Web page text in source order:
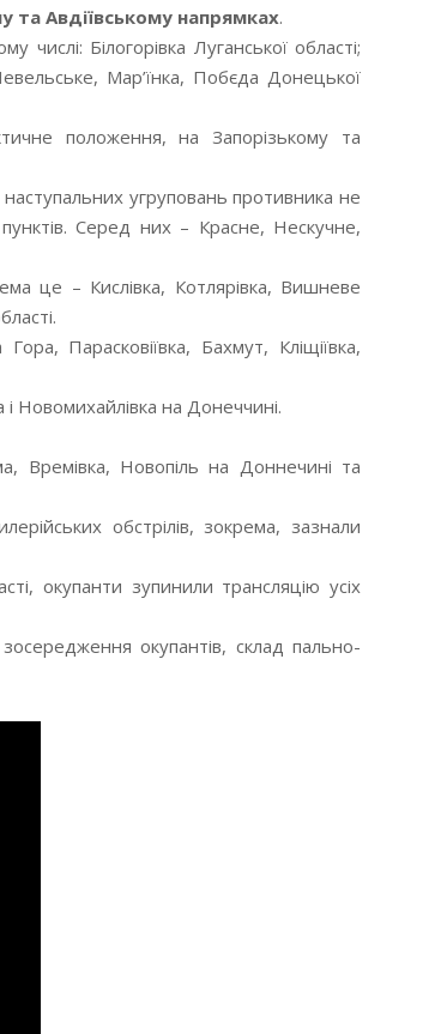
та Авдіївському напрямках.
Білогорівка Луганської області;
Мар’їнка, Побєда Донецької
положення, на Запорізькому та
угруповань противника не
Серед них – Красне, Нескучне,
це – Кислівка, Котлярівка, Вишневе
Парасковіївка, Бахмут, Кліщіївка,
Новомихайлівка на Донеччині.
Времівка, Новопіль на Доннечині та
обстрілів, зокрема, зазнали
окупанти зупинили трансляцію усіх
окупантів, склад пально-